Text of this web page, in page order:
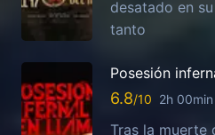
desatado en
tanto
Posesión
6.8 2h 00min
Tras la muerte